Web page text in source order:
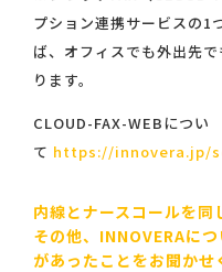
プション連携サービスの1
ば、オフィスでも外出先
ります。
CLOUD-FAX-WEBについ
て https://innovera.jp/
内線とナースコールを
その他、INNOVERAに
があったことをお聞かせ